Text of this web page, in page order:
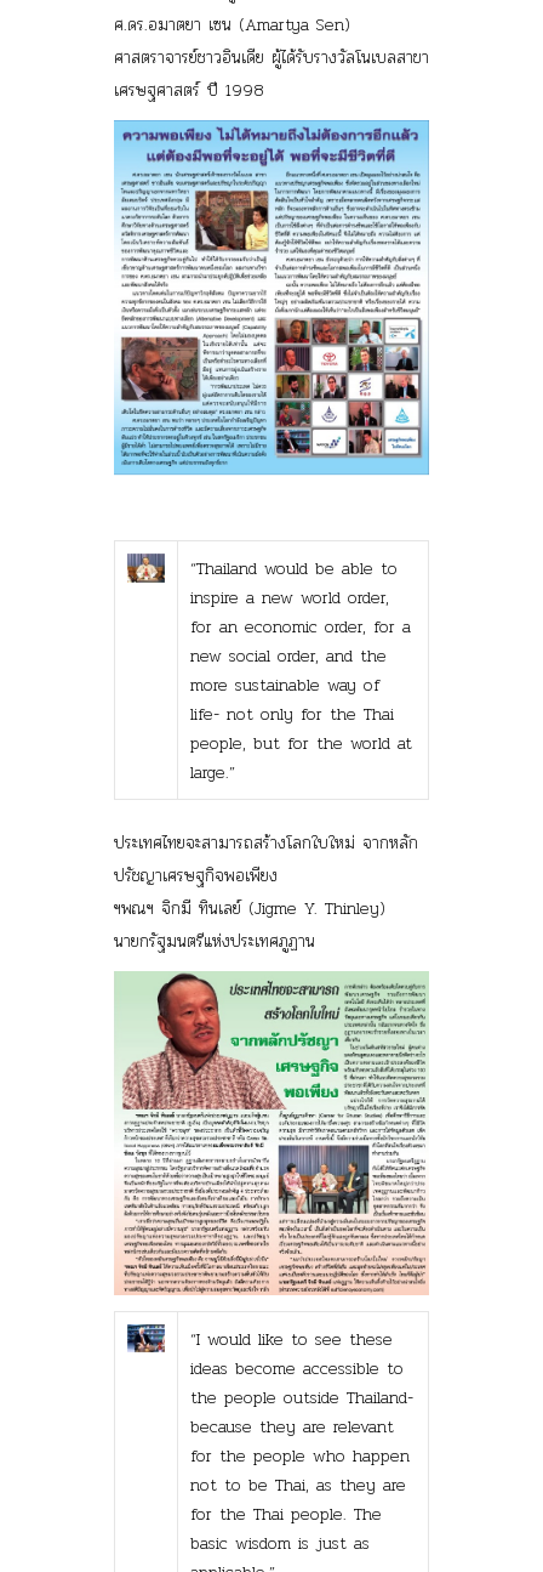
ศ.ดร.อมาตยา เซน (Amartya Sen)
ศาสตราจารย์ชาวอินเดีย ผู้ได้รับรางวัลโนเบลสาขา
เศรษฐศาสตร์ ปี 1998
“Thailand would be able to
inspire a new world order,
for an economic order, for a
new social order, and the
more sustainable way of
life- not only for the Thai
people, but for the world at
large.”
ประเทศไทยจะสามารถสร้างโลกใบใหม่ จากหลัก
ปรัชญาเศรษฐกิจพอเพียง
ฯพณฯ จิกมี ทินเลย์ (Jigme Y. Thinley)
นายกรัฐมนตรีแห่งประเทศภูฏาน
“I would like to see these
ideas become accessible to
the people outside Thailand-
because they are relevant
for the people who happen
not to be Thai, as they are
for the Thai people. The
basic wisdom is just as